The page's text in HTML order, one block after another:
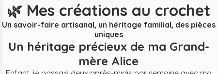
🌿 Mes créations au crochet
Un savoir-faire artisanal, un héritage familial, des pièces
uniques
Un héritage précieux de ma Grand-
mère Alice